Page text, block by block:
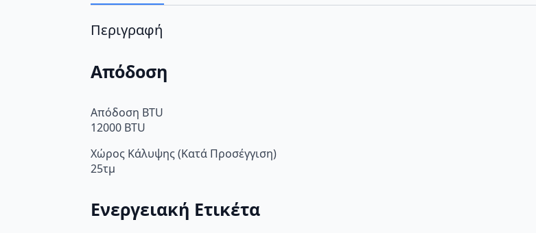
Περιγραφή
Απόδοση
Απόδοση BTU
12000 BTU
Χώρος Κάλυψης (Κατά Προσέγγιση)
25τμ
Ενεργειακή Ετικέτα